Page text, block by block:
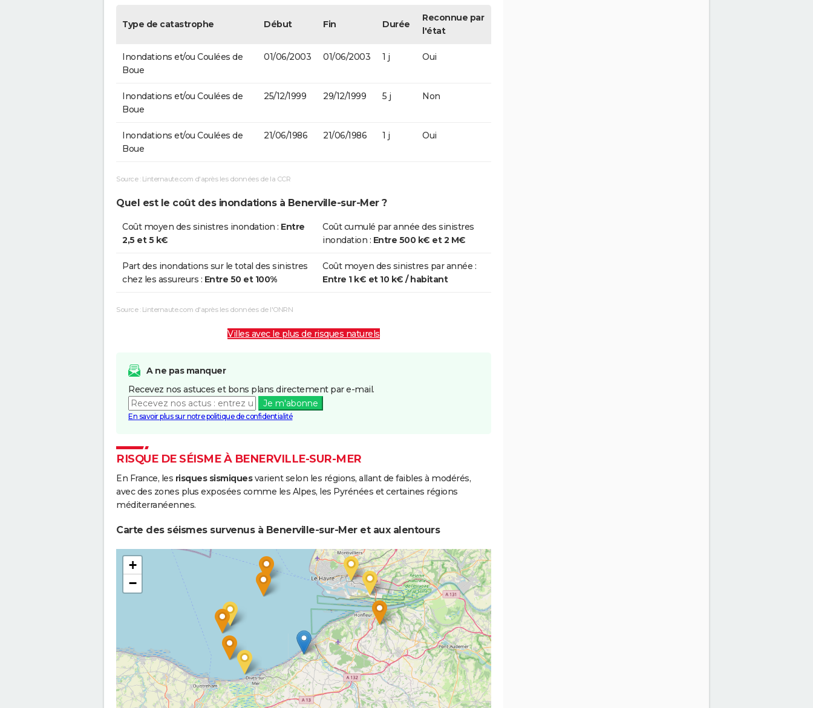
Type de catastrophe Début Fin Durée
Reconnue par
l'état
Inondations et/ou Coulées de
Boue
01/06/2003 01/06/2003 1 j Oui
Inondations et/ou Coulées de
Boue
25/12/1999 29/12/1999 5 j Non
Inondations et/ou Coulées de
Boue
21/06/1986 21/06/1986 1 j Oui
Source : Linternaute.com d'après les données de la CCR
Quel est le coût des inondations à Benerville-sur-Mer ?
Coût moyen des sinistres inondation : Entre
2,5 et 5 k€
Coût cumulé par année des sinistres
inondation : Entre 500 k€ et 2 M€
Part des inondations sur le total des sinistres
chez les assureurs : Entre 50 et 100%
Coût moyen des sinistres par année :
Entre 1 k€ et 10 k€ / habitant
Source : Linternaute.com d'après les données de l'ONRN
Villes avec le plus de risques naturels
A ne pas manquer
Recevez nos astuces et bons plans directement par e-mail.
Je m'abonne
En savoir plus sur notre politique de confidentialité
RISQUE DE SÉISME À BENERVILLE-SUR-MER
En France, les risques sismiquesvarient selon les régions, allant de faibles à modérés,
avec des zones plus exposées comme les Alpes, les Pyrénées et certaines régions
méditerranéennes.
Carte des séismes survenus à Benerville-sur-Mer et aux alentours
+
−